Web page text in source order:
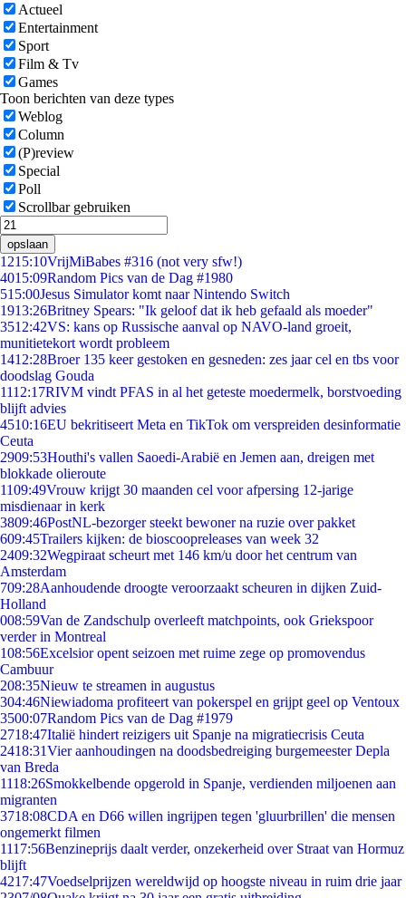
Actueel
Entertainment
Sport
Film & Tv
Games
Toon berichten van deze types
Weblog
Column
(P)review
Special
Poll
Scrollbar gebruiken
opslaan
1215:10VrijMiBabes #316 (not very sfw!)
4015:09Random Pics van de Dag #1980
515:00Jesus Simulator komt naar Nintendo Switch
1913:26Britney Spears: "Ik geloof dat ik heb gefaald als moeder"
3512:42VS: kans op Russische aanval op NAVO-land groeit,
munitietekort wordt probleem
1412:28Broer 135 keer gestoken en gesneden: zes jaar cel en tbs voor
doodslag Gouda
1112:17RIVM vindt PFAS in al het geteste moedermelk, borstvoeding
blijft advies
4510:16EU bekritiseert Meta en TikTok om verspreiden desinformatie
Ceuta
2909:53Houthi's vallen Saoedi-Arabië en Jemen aan, dreigen met
blokkade olieroute
1109:49Vrouw krijgt 30 maanden cel voor afpersing 12-jarige
misdienaar in kerk
3809:46PostNL-bezorger steekt bewoner na ruzie over pakket
609:45Trailers kijken: de bioscoopreleases van week 32
2409:32Wegpiraat scheurt met 146 km/u door het centrum van
Amsterdam
709:28Aanhoudende droogte veroorzaakt scheuren in dijken Zuid-
Holland
008:59Van de Zandschulp overleeft matchpoints, ook Griekspoor
verder in Montreal
108:56Excelsior opent seizoen met ruime zege op promovendus
Cambuur
208:35Nieuw te streamen in augustus
304:46Niewiadoma profiteert van pokerspel en grijpt geel op Ventoux
3500:07Random Pics van de Dag #1979
2718:47Italië hindert reizigers uit Spanje na migratiecrisis Ceuta
2418:31Vier aanhoudingen na doodsbedreiging burgemeester Depla
van Breda
1118:26Smokkelbende opgerold in Spanje, verdienden miljoenen aan
migranten
3718:08CDA en D66 willen ingrijpen tegen 'gluurbrillen' die mensen
ongemerkt filmen
1117:56Benzineprijs daalt verder, onzekerheid over Straat van Hormuz
blijft
4217:47Voedselprijzen wereldwijd op hoogste niveau in ruim drie jaar